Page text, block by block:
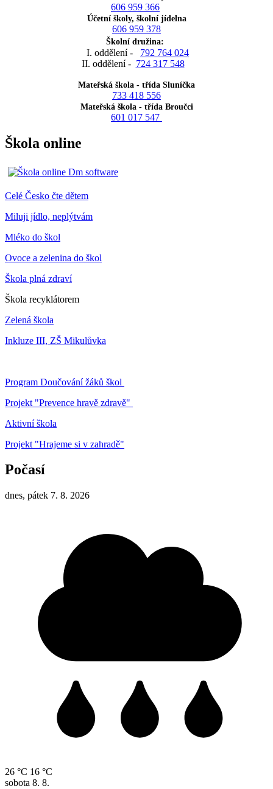
606 959 366
Účetní školy, školní jídelna
606 959 378
Školní družina:
I. oddělení - 792 764 024
II. oddělení - 724 317 548
Mateřská škola - třída Sluníčka
733 418 556
Mateřská škola - třída Broučci
601 017 547
Škola online
Celé Česko čte dětem
Miluji jídlo, neplýtvám
Mléko do škol
Ovoce a zelenina do škol
Škola plná zdraví
Škola recyklátorem
Zelená škola
Inkluze III, ZŠ Mikulůvka
Program Doučování žáků škol
Projekt "Prevence hravě zdravě"
Aktivní škola
Projekt "Hrajeme si v zahradě"
Počasí
dnes, pátek 7. 8. 2026
26 °C 16 °C
sobota 8. 8.